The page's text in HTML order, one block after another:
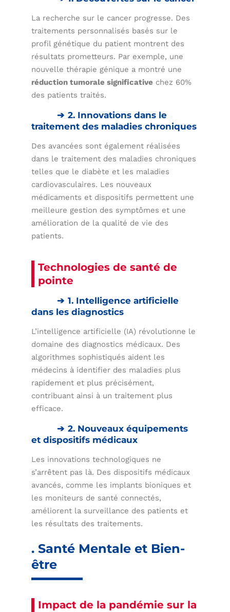
La recherche sur le cancer progresse. Des
traitements personnalisés basés sur le
profil génétique du patient montrent des
résultats prometteurs. Par exemple, une
nouvelle thérapie génique a montré une
réduction tumorale significative chez 60%
des patients traités.
2. Innovations dans le
traitement des maladies chroniques
Des avancées sont également réalisées
dans le traitement des maladies chroniques
telles que le diabète et les maladies
cardiovasculaires. Les nouveaux
médicaments et dispositifs permettent une
meilleure gestion des symptômes et une
amélioration de la qualité de vie des
patients.
Technologies de santé de
pointe
1. Intelligence artificielle
dans les diagnostics
L’intelligence artificielle (IA) révolutionne le
domaine des diagnostics médicaux. Des
algorithmes sophistiqués aident les
médecins à identifier des maladies plus
rapidement et plus précisément,
contribuant ainsi à un traitement plus
efficace.
2. Nouveaux équipements
et dispositifs médicaux
Les innovations technologiques ne
s’arrêtent pas là. Des dispositifs médicaux
avancés, comme les implants bioniques et
les moniteurs de santé connectés,
améliorent la surveillance des patients et
les résultats des traitements.
. Santé Mentale et Bien-
être
Impact de la pandémie sur la